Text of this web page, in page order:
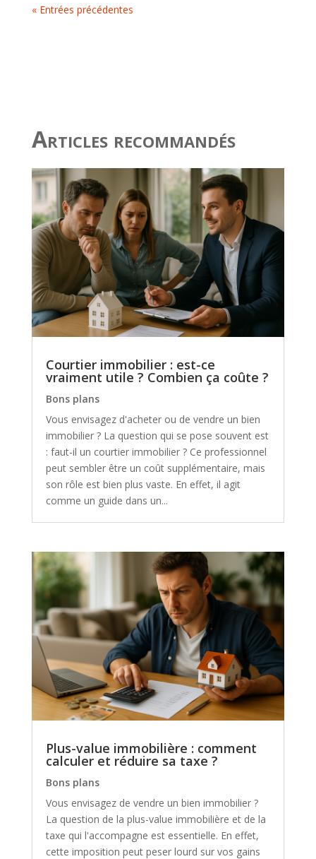
« Entrées précédentes
Articles recommandés
Courtier immobilier : est-ce
vraiment utile ? Combien ça coûte ?
Bons plans
Vous envisagez d'acheter ou de vendre un bien
immobilier ? La question qui se pose souvent est
: faut-il un courtier immobilier ? Ce professionnel
peut sembler être un coût supplémentaire, mais
son rôle est bien plus vaste. En effet, il agit
comme un guide dans un...
Plus-value immobilière : comment
calculer et réduire sa taxe ?
Bons plans
Vous envisagez de vendre un bien immobilier ?
La question de la plus-value immobilière et de la
taxe qui l'accompagne est essentielle. En effet,
cette imposition peut peser lourd sur vos gains